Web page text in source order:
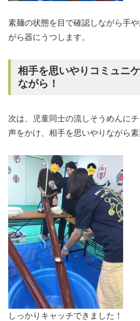
素麺の状態を目で確認しながら手
がら器にうつします。
相手を思いやりコミュニ
ながら！
次は、児童同士の流しそうめんにチ
声をかけ、相手を思いやりながら素
しっかりキャッチできました！